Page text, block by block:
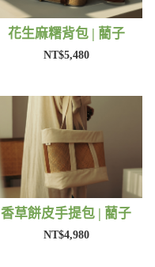
花生麻糬背包 | 藺子
NT$5,480
香草餅皮手提包 | 藺子
NT$4,980